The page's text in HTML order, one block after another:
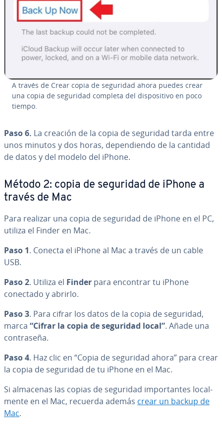
A través de Crear copia de seguridad ahora puedes crear
una copia de seguridad completa del di­s­po­si­ti­vo en poco
tiempo.
Paso 6. La creación de la copia de seguridad tarda entre
unos minutos y dos horas, de­pe­n­die­n­do de la cantidad
de datos y del modelo del iPhone.
Método 2: copia de seguridad de iPhone a
través de Mac
Para realizar una copia de seguridad de iPhone en el PC,
utiliza el Finder en Mac.
Paso 1. Conecta el iPhone al Mac a través de un cable
USB.
Paso 2. Utiliza el Finder para encontrar tu iPhone
conectado y abrirlo.
Paso 3. Para cifrar los datos de la copia de seguridad,
marca “Cifrar la copia de seguridad local”. Añade una
co­n­tra­se­ña.
Paso 4. Haz clic en “Copia de seguridad ahora” para crear
la copia de seguridad de tu iPhone en el Mac.
Si almacenas las copias de seguridad im­po­r­ta­n­tes lo­ca­l­
me­n­te en el Mac, recuerda además crear un backup de
Mac.